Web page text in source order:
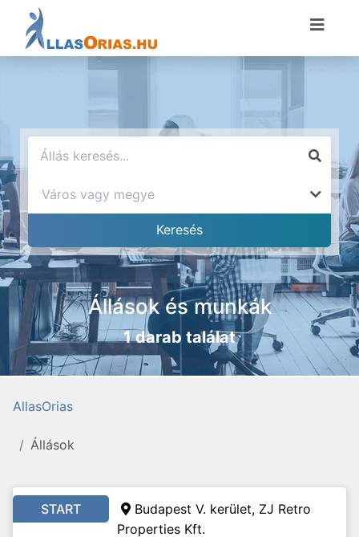
Állások és munkák
1 darab találat
AllasOrias
Állások
START
Budapest V. kerület, ZJ Retro
Properties Kft.